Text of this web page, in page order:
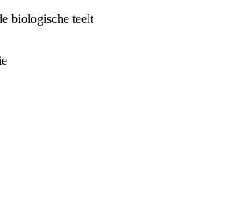
biologische teelt